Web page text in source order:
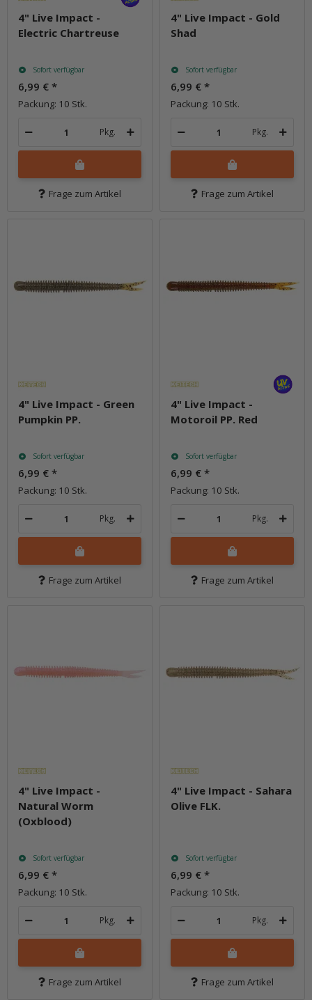
4" Live Impact -
Electric Chartreuse
Sofort verfügbar
6,99 € *
Packung: 10 Stk.
Pkg.
Frage zum Artikel
4" Live Impact - Gold
Shad
Sofort verfügbar
6,99 € *
Packung: 10 Stk.
Pkg.
Frage zum Artikel
4" Live Impact - Green
Pumpkin PP.
Sofort verfügbar
6,99 € *
Packung: 10 Stk.
Pkg.
Frage zum Artikel
4" Live Impact -
Motoroil PP. Red
Sofort verfügbar
6,99 € *
Packung: 10 Stk.
Pkg.
Frage zum Artikel
4" Live Impact -
Natural Worm
(Oxblood)
Sofort verfügbar
6,99 € *
Packung: 10 Stk.
Pkg.
Frage zum Artikel
4" Live Impact - Sahara
Olive FLK.
Sofort verfügbar
6,99 € *
Packung: 10 Stk.
Pkg.
Frage zum Artikel